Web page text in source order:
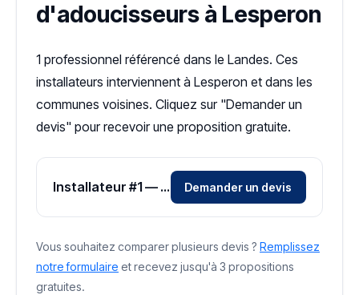
d'adoucisseurs à Lesperon
1 professionnel référencé dans le Landes. Ces
installateurs interviennent à Lesperon et dans les
communes voisines. Cliquez sur "Demander un
devis" pour recevoir une proposition gratuite.
Installateur #1 — Zone Landes Demander un devis
Vous souhaitez comparer plusieurs devis ? Remplissez
notre formulaire et recevez jusqu'à 3 propositions
gratuites.